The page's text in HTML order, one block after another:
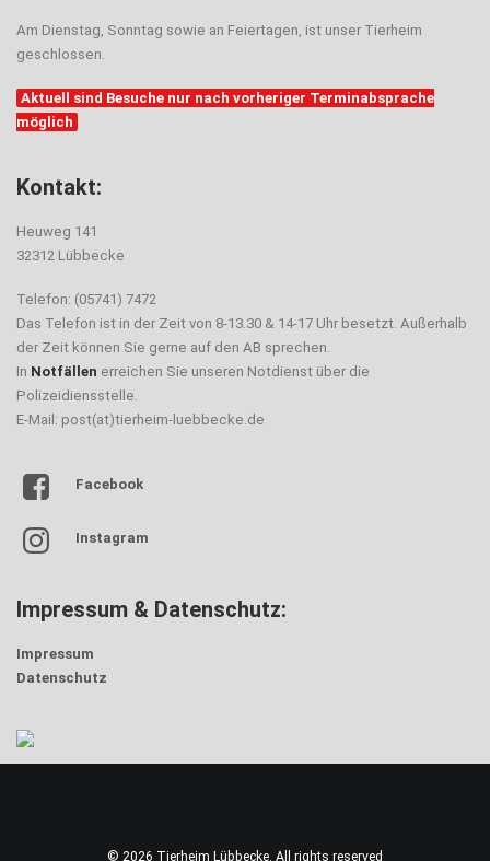
Am Dienstag, Sonntag sowie an Feiertagen, ist unser Tierheim
geschlossen.
Aktuell sind Besuche nur nach vorheriger Terminabsprache
möglich
Kontakt:
Heuweg 141
32312 Lübbecke
Telefon: (05741) 7472
Das Telefon ist in der Zeit von 8-13.30 & 14-17 Uhr besetzt. Außerhalb
der Zeit können Sie gerne auf den AB sprechen.
In Notfällen erreichen Sie unseren Notdienst über die
Polizeidiensstelle.
E-Mail: post(at)tierheim-luebbecke.de
Facebook
Instagram
Impressum & Datenschutz:
Impressum
Datenschutz
© 2026 Tierheim Lübbecke. All rights reserved